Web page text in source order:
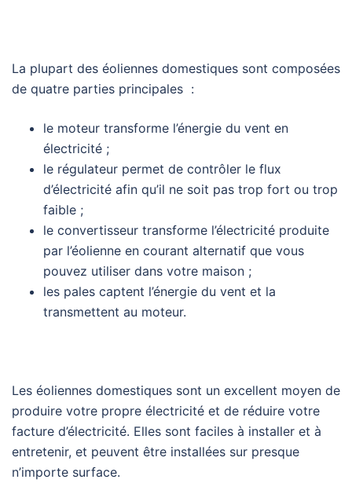
La plupart des éoliennes domestiques sont composées
de quatre parties principales :
le moteur transforme l’énergie du vent en
électricité ;
le régulateur permet de contrôler le flux
d’électricité afin qu’il ne soit pas trop fort ou trop
faible ;
le convertisseur transforme l’électricité produite
par l’éolienne en courant alternatif que vous
pouvez utiliser dans votre maison ;
les pales captent l’énergie du vent et la
transmettent au moteur.
Les éoliennes domestiques sont un excellent moyen de
produire votre propre électricité et de réduire votre
facture d’électricité. Elles sont faciles à installer et à
entretenir, et peuvent être installées sur presque
n’importe surface.